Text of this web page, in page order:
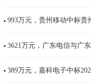
993万元，贵州移动中标贵
3621万元，广东电信与广
389万元，嘉科电子中标